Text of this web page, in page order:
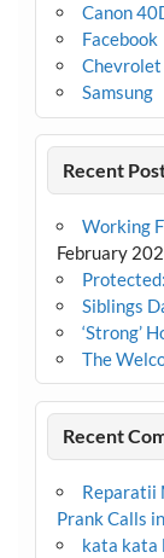
Canon
Facebook
Chevrolet
Samsung
Recent
Working
February
Siblings
‘Strong’
The
Recent
Reparatii
Prank Calls
kata kata